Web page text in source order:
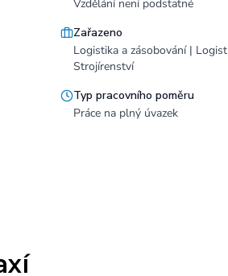
Vzdělání není podstatné
Zařazeno
Logistika a zásobování |
Strojírenství
Typ pracovního poměru
Práce na plný úvazek